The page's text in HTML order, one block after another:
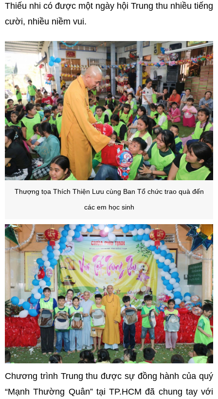
Thiếu nhi có được một ngày hội Trung thu nhiều tiếng
cười, nhiều niềm vui.
Thượng tọa Thích Thiện Lưu cùng Ban Tổ chức trao quà đến
các em học sinh
Chương trình Trung thu được sự đồng hành của quý
“Mạnh Thường Quân” tại TP.HCM đã chung tay với